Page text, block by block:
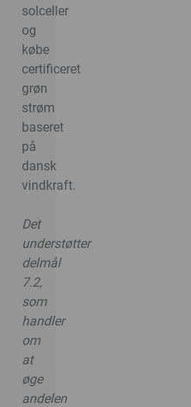
solceller
og
købe
certificeret
grøn
strøm
baseret
på
dansk
vindkraft.
Det
understøtter
delmål
7.2,
som
handler
om
at
øge
andelen